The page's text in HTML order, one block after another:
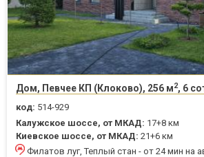
Дом, Певчее КП (Клоково), 256 м2, 6
код: 514-929
Калужское шоссе, от МКАД: 17+8 км
Киевское шоссе, от МКАД: 21+6 км
Филатов луг, Теплый стан - от 24 мин на